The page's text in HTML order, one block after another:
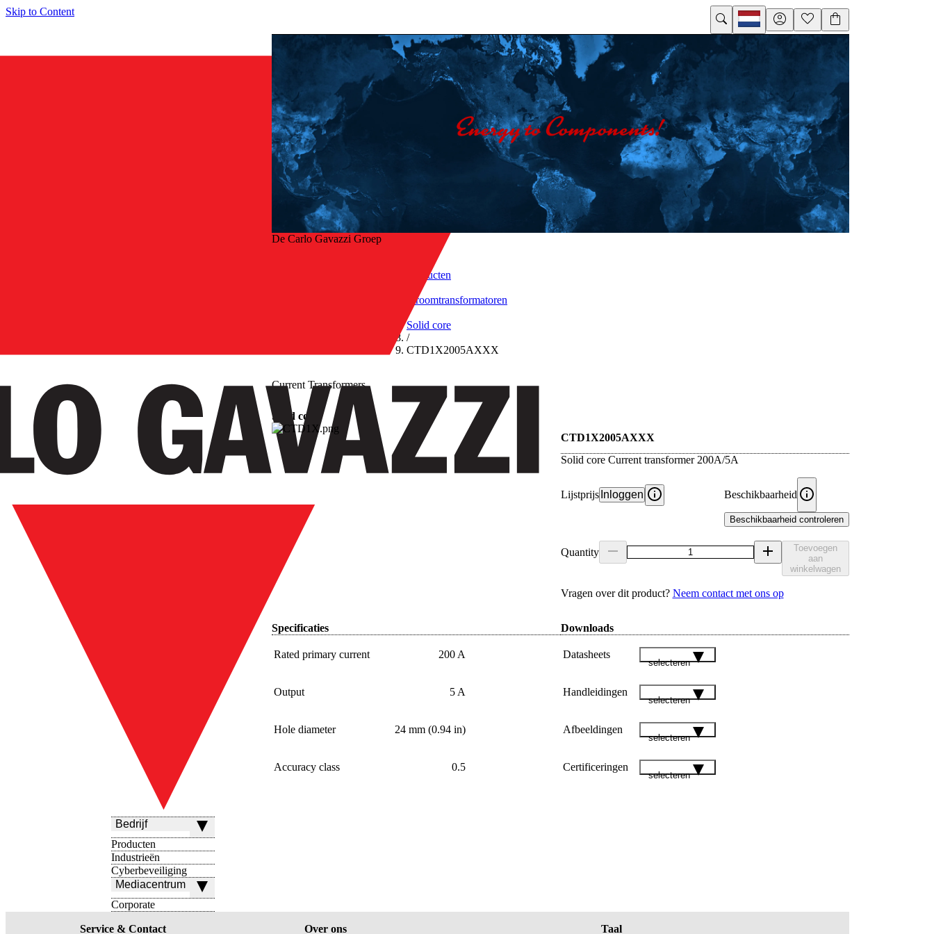
Skip to Content
Bedrijf
Producten
Industrieën
Cyberbeveiliging
Mediacentrum
Corporate
De Carlo Gavazzi Groep
Producten
Stroomtransformatoren
Solid core
/
CTD1X2005AXXX
Current Transformers
Solid core
CTD1X2005AXXX
Solid core Current transformer 200A/5A
Lijstprijs Inloggen Beschikbaarheid
Beschikbaarheid controleren
Quantity
Toevoegen
aan
winkelwagen
Vragen over dit product? Neem contact met ons op
Specificaties
Rated primary current 200 A
Output 5 A
Hole diameter 24 mm (0.94 in)
Accuracy class 0.5
Downloads
Datasheets
selecteren
Handleidingen
selecteren
Afbeeldingen
selecteren
Certificeringen
selecteren
Service & Contact Over ons Taal